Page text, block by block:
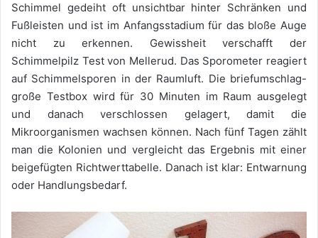
Schimmel gedeiht oft unsichtbar hinter Schränken und
Fußleisten und ist im Anfangsstadium für das bloße Auge
nicht zu erkennen. Gewissheit verschafft der
Schimmelpilz Test von Mellerud. Das Sporometer reagiert
auf Schimmelsporen in der Raumluft. Die briefumschlag-
große Testbox wird für 30 Minuten im Raum ausgelegt
und danach verschlossen gelagert, damit die
Mikroorganismen wachsen können. Nach fünf Tagen zählt
man die Kolonien und vergleicht das Ergebnis mit einer
beigefügten Richtwerttabelle. Danach ist klar: Entwarnung
oder Handlungsbedarf.